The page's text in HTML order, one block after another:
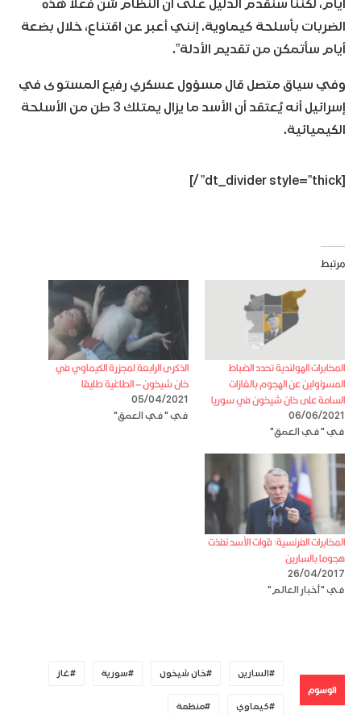
أيام، لكننا سنقدم الدليل على أن النظام شن فعلا هذه
الضربات بأسلحة كيماوية. إنني أعبر عن اقتناع، خلال بضعة
أيام سأتمكن من تقديم الأدلة”.
وفي سياق متصل قال مسؤول عسكري رفيع المستوى في
إسرائيل أنه يُعتقد أن الأسد ما يزال يمتلك 3 طن من الأسلحة
الكيميائية.
[dt_divider style=”thick” /]
مرتبط
المخابرات الهولندية تحدد الضباط
المسؤولين عن الهجوم بالغازات
السامة على خان شيخون في سوريا
06/06/2021
في "في العمق"
الذكرى الرابعة لمجزرة الكيماوي في
خان شيخون – الطاغية طليقا
05/04/2021
في "في العمق"
المخابرات الفرنسية: قوات الأسد نفذت
هجوما بالسارين
26/04/2017
في "أخبار العالم"
الوسوم
السارين خان شيخون سورية غاز
كيماوي منظمة